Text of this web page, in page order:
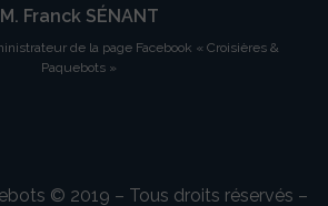
M. Franck SÉNANT
de la page Facebook « Croisières &
Paquebots »
© 2019 – Tous droits réservés –